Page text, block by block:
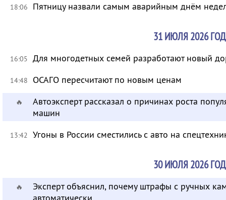
18:06 Пятницу назвали самым аварийным днём
31 ИЮЛЯ 2026
16:05 Для многодетных семей разработают новый
14:48 ОСАГО пересчитают по новым ценам
🔥
Автоэксперт рассказал о причинах роста
машин
13:42 Угоны в России сместились с авто на
30 ИЮЛЯ 2026
🔥
Эксперт объяснил, почему штрафы с ручных